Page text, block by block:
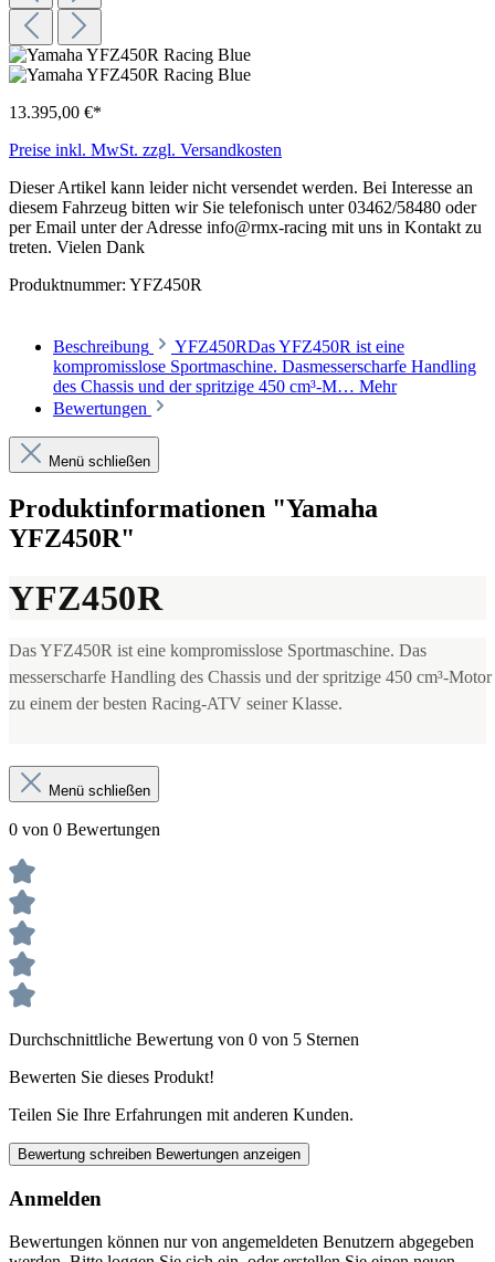
13.395,00 €*
Preise inkl. MwSt. zzgl. Versandkosten
Dieser Artikel kann leider nicht versendet werden. Bei Interesse an
diesem Fahrzeug bitten wir Sie telefonisch unter 03462/58480 oder
per Email unter der Adresse info@rmx-racing mit uns in Kontakt zu
treten. Vielen Dank
Produktnummer: YFZ450R
Beschreibung
YFZ450RDas YFZ450R ist eine
kompromisslose Sportmaschine. Dasmesserscharfe Handling
des Chassis und der spritzige 450 cm³-M… Mehr
Bewertungen
Menü schließen
Produktinformationen "Yamaha
YFZ450R"
YFZ450R
Das YFZ450R ist eine kompromisslose Sportmaschine. Das
messerscharfe Handling des Chassis und der spritzige 450 cm³-Motor
zu einem der besten Racing-ATV seiner Klasse.
Menü schließen
0 von 0 Bewertungen
Durchschnittliche Bewertung von 0 von 5 Sternen
Bewerten Sie dieses Produkt!
Teilen Sie Ihre Erfahrungen mit anderen Kunden.
Bewertung schreiben Bewertungen anzeigen
Anmelden
Bewertungen können nur von angemeldeten Benutzern abgegeben